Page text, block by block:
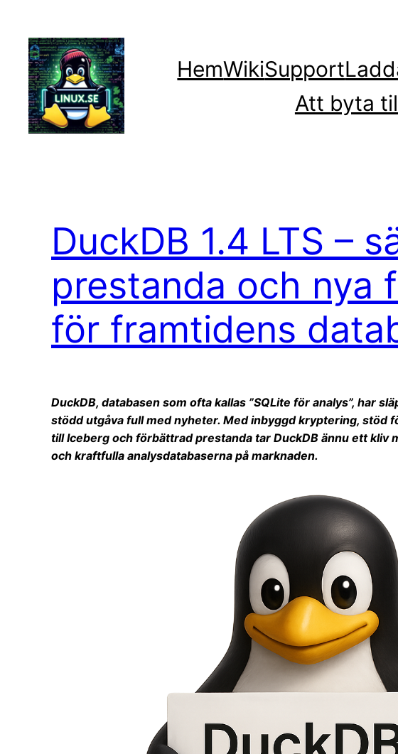
innehåll
HemWikiSupport
Att byta
DuckDB 1.4 LTS –
prestanda och nya
för framtidens
DuckDB, databasen som ofta kallas ”SQLite för analys”, har
stödd utgåva full med nyheter. Med inbyggd kryptering, stöd
till Iceberg och förbättrad prestanda tar DuckDB ännu ett kliv
och kraftfulla analysdatabaserna på marknaden.